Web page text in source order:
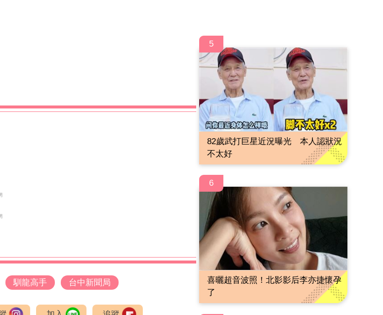
馴龍高手 台中新聞局
5
82歲武打巨星近況曝光 本人認狀況
不太好
6
喜曬超音波照！北影影后李亦捷懷孕
了